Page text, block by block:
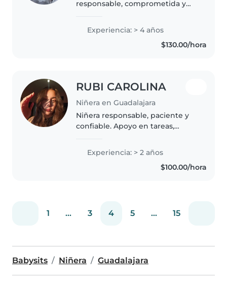
responsable, comprometida y
niños y niñas, creando un
ambiente seguro, divertido y
lleno de aprendizaje para ellos.
Experiencia: > 4 años
$130.00/hora
RUBI CAROLINA
Niñera en Guadalajara
Niñera responsable, paciente y
confiable. Apoyo en tareas,
promoviendo hábitos, respeto y
organización. Mantengo
comunicación constante con los
Experiencia: > 2 años
$100.00/hora
1 ... 3 4 5 ... 15
Babysits Niñera Guadalajara